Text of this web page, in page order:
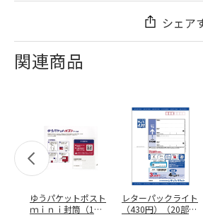
シェア
関連商品
ゆうパケットポスト
ｍｉｎｉ封筒（1個
レターパックライト
（430円）（20部セ